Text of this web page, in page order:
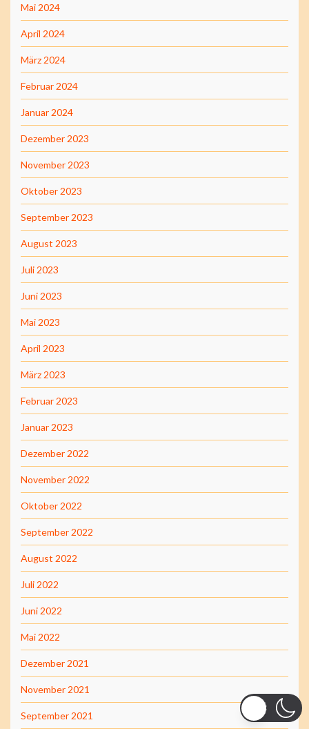
Mai 2024
April 2024
März 2024
Februar 2024
Januar 2024
Dezember 2023
November 2023
Oktober 2023
September 2023
August 2023
Juli 2023
Juni 2023
Mai 2023
April 2023
März 2023
Februar 2023
Januar 2023
Dezember 2022
November 2022
Oktober 2022
September 2022
August 2022
Juli 2022
Juni 2022
Mai 2022
Dezember 2021
November 2021
September 2021